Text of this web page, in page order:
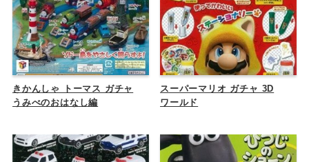
きかんしゃ トーマス ガチャ
うみべのおはなし編
スーパーマリオ ガチャ 3D
ワールド